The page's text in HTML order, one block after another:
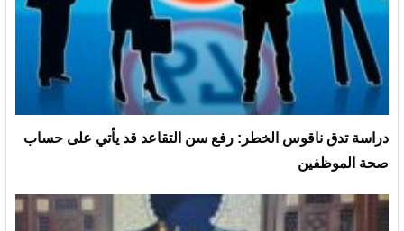
دراسة تدق ناقوس الخطر: رفع سن التقاعد قد يأتي على حساب
صحة الموظفين